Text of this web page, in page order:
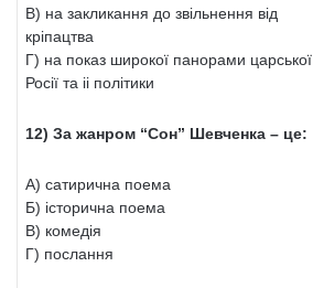
В) на закликання до звільнення від
кріпацтва
Г) на показ широкої панорами царської
Росії та іі політики
12) За жанром “Сон” Шевченка – це:
А) сатирична поема
Б) історична поема
В) комедія
Г) послання